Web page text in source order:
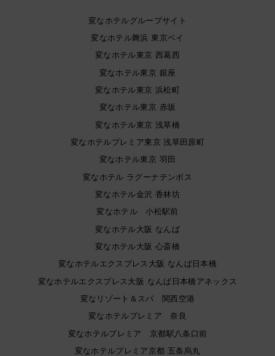
変なホテルグループサイト
変なホテル舞浜 東京ベイ
変なホテル東京 西葛西
変なホテル東京 銀座
変なホテル東京 浜松町
変なホテル東京 赤坂
変なホテル東京 浅草橋
変なホテルプレミア東京 浅草田原町
変なホテル東京 羽田
変なホテル ラグーナテンボス
変なホテル金沢 香林坊
変なホテル 小松駅前
変なホテル大阪 なんば
変なホテル大阪 心斎橋
変なホテルエクスプレス大阪 なんば日本橋
変なホテルエクスプレス大阪 なんば日本橋アネックス
変なリゾート＆スパ 関西空港
変なホテルプレミア 奈良
変なホテルプレミア 京都駅八条口前
変なホテルプレミア京都 五条烏丸